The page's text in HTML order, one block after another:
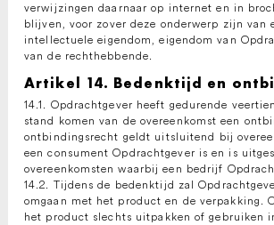
verwijzingen daarnaar op internet en in
blijven, voor zover deze onderwerp zijn van
intellectuele eigendom, eigendom van
van de rechthebbende.
Artikel 14. Bedenktijd en
14.1. Opdrachtgever heeft gedurende
stand komen van de overeenkomst een
ontbindingsrecht geldt uitsluitend bij
een consument Opdrachtgever is en is
overeenkomsten waarbij een bedrijf
14.2. Tijdens de bedenktijd zal
omgaan met het product en de verpakking.
het product slechts uitpakken of gebruiken